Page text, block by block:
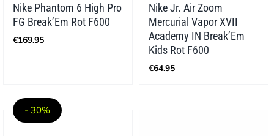
Nike Phantom 6 High Pro
FG Break’Em Rot F600
€169.95
Nike Jr. Air Zoom
Mercurial Vapor XVII
Academy IN Break’Em
Kids Rot F600
€64.95
- 30%